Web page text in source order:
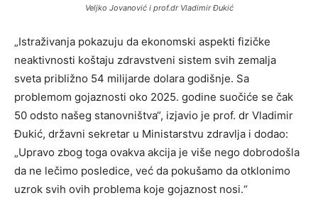
Veljko Jovanović i prof.dr Vladimir Đukić
„Istraživanja pokazuju da ekonomski aspekti fizičke
neaktivnosti koštaju zdravstveni sistem svih zemalja
sveta približno 54 milijarde dolara godišnje. Sa
problemom gojaznosti oko 2025. godine suočiće se čak
50 odsto našeg stanovništva“, izjavio je prof. dr Vladimir
Đukić, državni sekretar u Ministarstvu zdravlja i dodao:
„Upravo zbog toga ovakva akcija je više nego dobrodošla
da ne lečimo posledice, već da pokušamo da otklonimo
uzrok svih ovih problema koje gojaznost nosi.“